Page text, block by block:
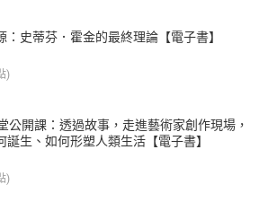
：史蒂芬．霍金的最終理論【電子書】
)
公開課：透過故事，走進藝術家創作現場，
誕生、如何形塑人類生活【電子書】
)